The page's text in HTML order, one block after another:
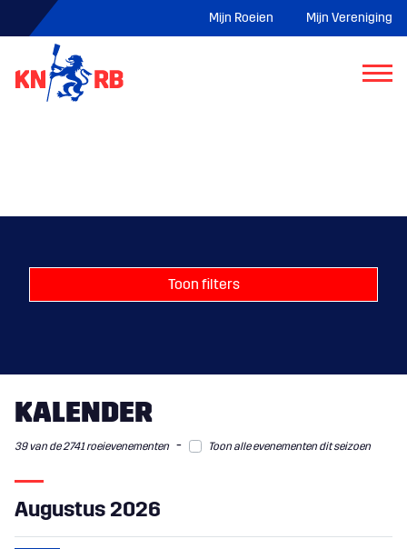
Mijn Roeien Mijn Vereniging
Toon filters
KALENDER
39 van de 2741 roeievenementen - Toon alle evenementen dit seizoen
Augustus 2026